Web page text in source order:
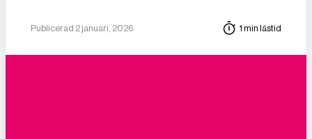
Publicerad 2 januari, 2026 1 min lästid